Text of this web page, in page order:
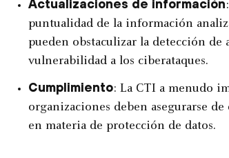
Actualizaciones de información
puntualidad de la información
pueden obstaculizar la detección de
vulnerabilidad a los ciberataques.
Cumplimiento: La CTI a menudo
organizaciones deben asegurarse
en materia de protección de datos.